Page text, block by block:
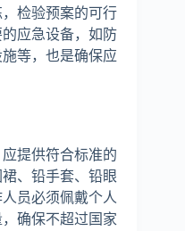
检验预案的可行
应急设备，如防
等，也是确保应
提供符合标准的
、铅手套、铅眼
员必须佩戴个人
确保不超过国家